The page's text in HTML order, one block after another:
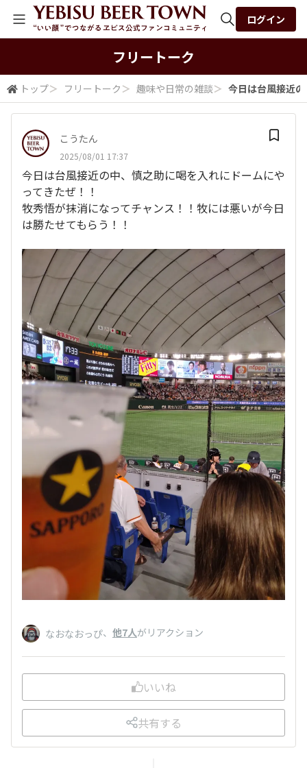
検索
ログイン
フリートーク
トップ＞ フリートーク ＞ 趣味や日常の雑談＞ 今日は台風接近
こうたん
2025/08/01 17:37
今日は台風接近の中、慎之助に喝を入れにドームにや
ってきたぜ！！
牧秀悟が抹消になってチャンス！！牧には悪いが今日
は勝たせてもらう！！
なおなおっぴ、 他7人がリアクション
いいね
共有する